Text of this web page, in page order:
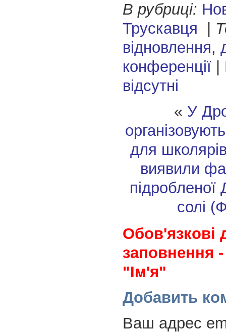
В рубриці:
Трускавця
відновлення,
конференції|
відсутні
« У
для
виявили
підробленої
солі
Обов'язкові
заповнення
"Ім'я"
Добавить
Ваш адрес